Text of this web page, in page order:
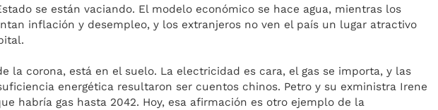
se están vaciando. El modelo económico se hace agua, mientras los
inflación y desempleo, y los extranjeros no ven el país un lugar atractivo
la corona, está en el suelo. La electricidad es cara, el gas se importa, y las
energética resultaron ser cuentos chinos. Petro y su exministra Irene
habría gas hasta 2042. Hoy, esa afirmación es otro ejemplo de la